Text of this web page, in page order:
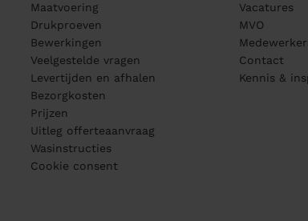
Maatvoering
Drukproeven
Bewerkingen
Veelgestelde vragen
Levertijden en afhalen
Bezorgkosten
Prijzen
Uitleg offerteaanvraag
Wasinstructies
Cookie consent
Vacatures
MVO
Contact
Kennis &